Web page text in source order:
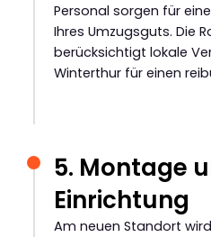
Personal sorgen für
Ihres Umzugsguts. Die
berücksichtigt lokale
Winterthur für einen
5. Montage
Einrichtung
Am neuen Standort